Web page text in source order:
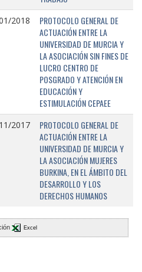
2018
PROTOCOLO GENERAL DE
ACTUACIÓN ENTRE LA
UNIVERSIDAD DE MURCIA Y
LA ASOCIACIÓN SIN FINES DE
LUCRO CENTRO DE
POSGRADO Y ATENCIÓN EN
EDUCACIÓN Y
ESTIMULACIÓN CEPAEE
2017
PROTOCOLO GENERAL DE
ACTUACIÓN ENTRE LA
UNIVERSIDAD DE MURCIA Y
LA ASOCIACIÓN MUJERES
BURKINA, EN EL ÁMBITO DEL
DESARROLLO Y LOS
DERECHOS HUMANOS
Excel